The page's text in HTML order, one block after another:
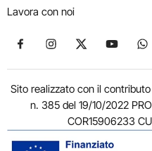
Lavora con noi
Seguici su Facebook
Seguici su Instagram
Seguici su X
Seguici
Sito realizzato con il
n. 385 del 19/10/2022
COR15906233